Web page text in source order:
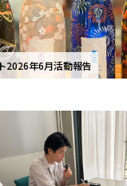
2026年6月活動報告